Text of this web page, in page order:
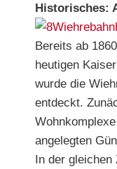
Historisches:
Bereits ab
heutigen
wurde die
entdeckt.
angelegten
In der gleichen